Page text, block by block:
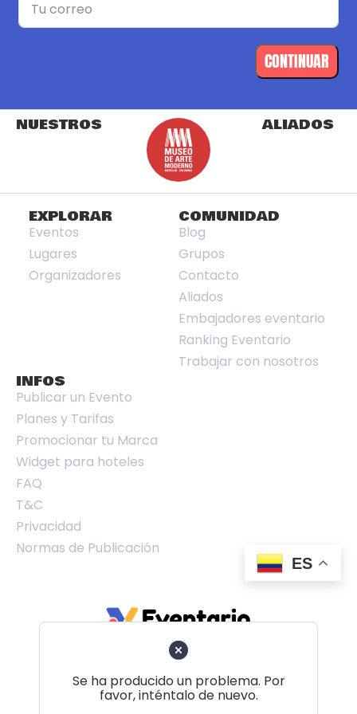
CONTINUAR
NUESTROS ALIADOS
ES
EXPLORAR
Eventos
Lugares
Organizadores
COMUNIDAD
Blog
Grupos
Contacto
Aliados
Embajadores eventario
Ranking Eventario
Trabajar con nosotros
INFOS
Publicar un Evento
Planes y Tarifas
Promocionar tu Marca
Widget para hoteles
FAQ
T&C
Privacidad
Normas de Publicación
Se ha producido un problema. Por
favor, inténtalo de nuevo.